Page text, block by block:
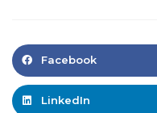
Facebook
LinkedIn